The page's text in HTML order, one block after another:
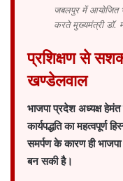
जबलपुर में आयोजित
करते मुख्यमंत्री डॉ.
प्रशिक्षण से
खण्डेलवाल
भाजपा प्रदेश अध्यक्ष
कार्यपद्धति का महत्वपूर्ण
समर्पण के कारण ही
बन सकी है।